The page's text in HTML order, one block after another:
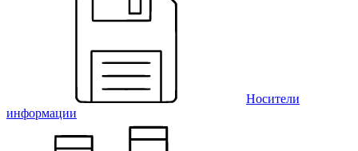
Носители
информации